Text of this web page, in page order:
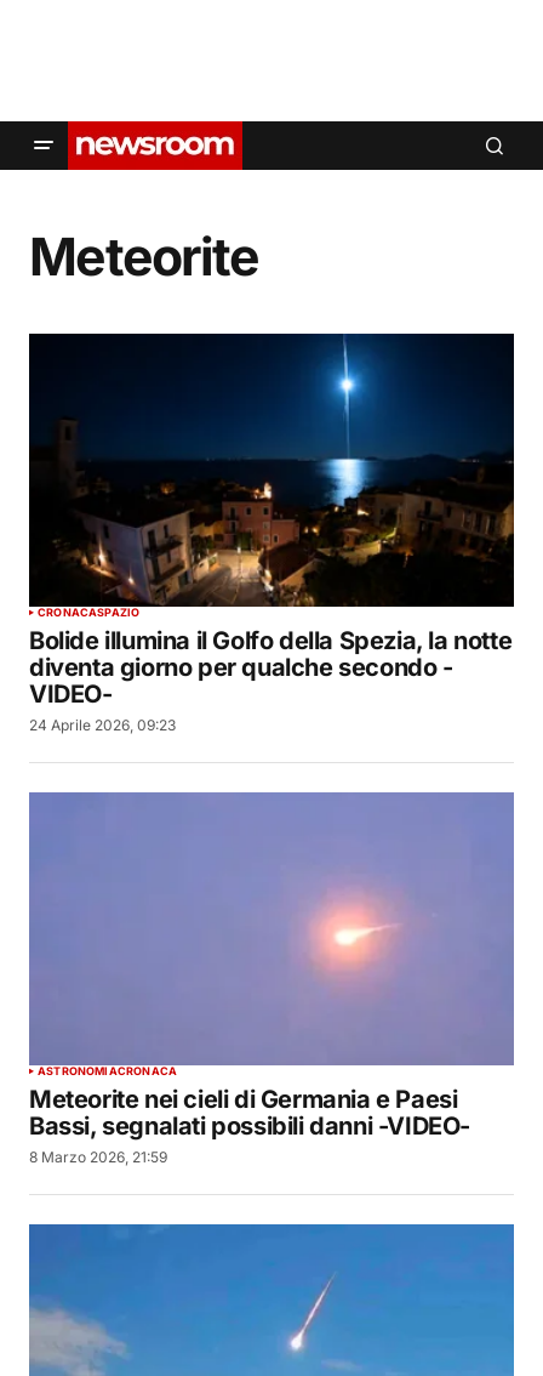
Meteorite
CRONACASPAZIO
Bolide illumina il Golfo della Spezia, la notte
diventa giorno per qualche secondo -
VIDEO-
24 Aprile 2026, 09:23
ASTRONOMIACRONACA
Meteorite nei cieli di Germania e Paesi
Bassi, segnalati possibili danni -VIDEO-
8 Marzo 2026, 21:59